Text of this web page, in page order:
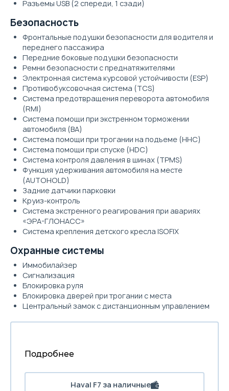
Разъемы USB (2 спереди, 1 сзади)
Безопасность
Фронтальные подушки безопасности для водителя и
переднего пассажира
Передние боковые подушки безопасности
Ремни безопасности с преднатяжителями
Электронная система курсовой устойчивости (ESP)
Противобуксовочная система (TCS)
Система предотвращения переворота автомобиля
(RMI)
Система помощи при экстренном торможении
автомобиля (BA)
Система помощи при трогании на подъеме (HHC)
Система помощи при спуске (HDC)
Система контроля давления в шинах (TPMS)
Функция удерживания автомобиля на месте
(AUTOHOLD)
Задние датчики парковки
Круиз-контроль
Система экстренного реагирования при авариях
«ЭРА-ГЛОНАСС»
Система крепления детского кресла ISOFIX
Охранные системы
Иммобилайзер
Сигнализация
Блокировка руля
Блокировка дверей при трогании с места
Центральный замок с дистанционным управлением
Подробнее
Haval F7 за наличные